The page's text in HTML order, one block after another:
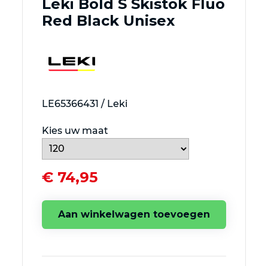
Leki Bold S Skistok Fluo
Red Black Unisex
LE65366431 / Leki
Kies uw maat
€ 74,95
Aan winkelwagen toevoegen